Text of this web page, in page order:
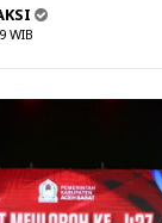
WIB